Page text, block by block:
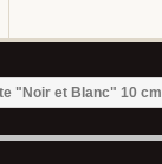
"Noir et Blanc" 10 cm